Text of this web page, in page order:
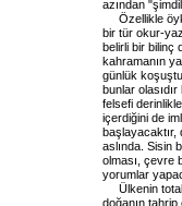
azından
Özellikle
bir tür okur-
belirli bir bilinç
kahramanın
günlük
bunlar
felsefi
içerdiğini de
başlayacaktır,
aslında. Sisin
olması, çevre
yorumlar
Ülkenin
doğanın